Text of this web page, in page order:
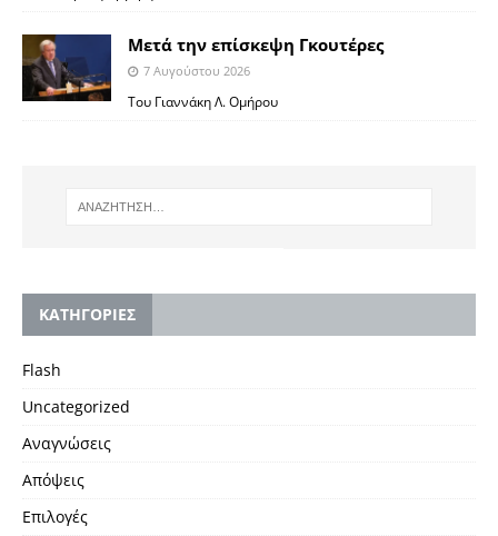
Μετά την επίσκεψη Γκουτέρες
7 Αυγούστου 2026
Του Γιαννάκη Λ. Ομήρου
KΑΤΗΓΟΡΙΕΣ
Flash
Uncategorized
Αναγνώσεις
Απόψεις
Επιλογές